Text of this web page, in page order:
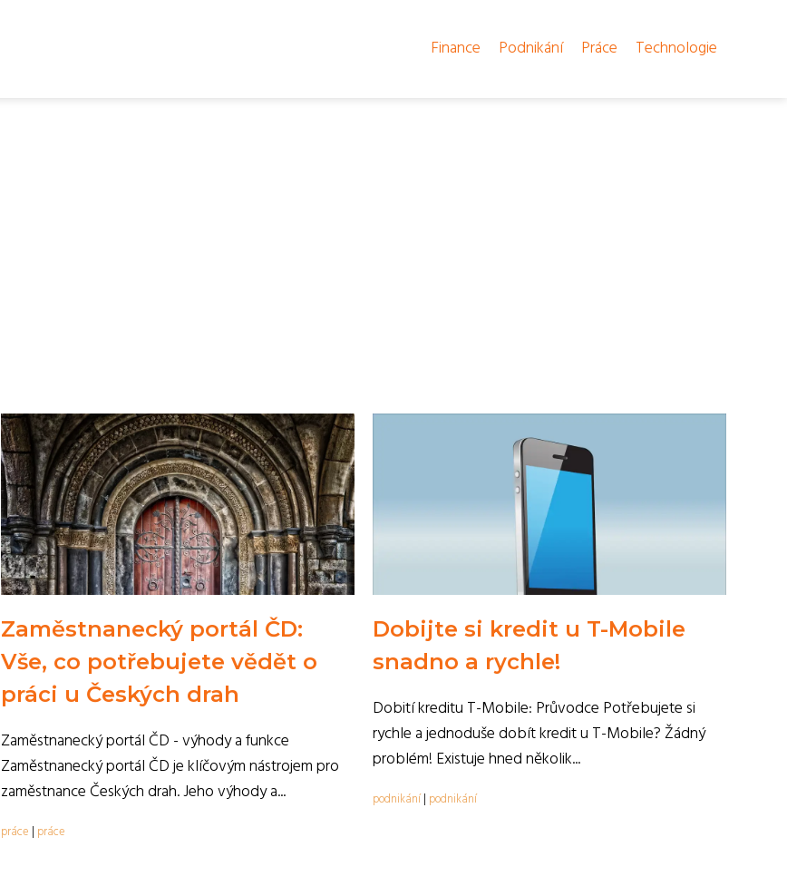
Finance Podnikání Práce Technologie
Zaměstnanecký portál ČD:
Vše, co potřebujete vědět o
práci u Českých drah
Zaměstnanecký portál ČD - výhody a funkce
Zaměstnanecký portál ČD je klíčovým nástrojem pro
zaměstnance Českých drah. Jeho výhody a...
práce | práce
Dobijte si kredit u T-Mobile
snadno a rychle!
Dobití kreditu T-Mobile: Průvodce Potřebujete si
rychle a jednoduše dobít kredit u T-Mobile? Žádný
problém! Existuje hned několik...
podnikání| podnikání